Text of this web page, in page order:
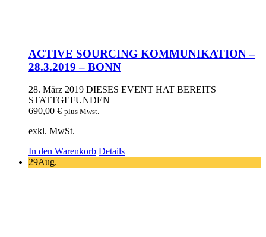
ACTIVE SOURCING KOMMUNIKATION –
28.3.2019 – BONN
28. März 2019 DIESES EVENT HAT BEREITS
STATTGEFUNDEN
690,00 € plus Mwst.
exkl. MwSt.
In den Warenkorb Details
29Aug.